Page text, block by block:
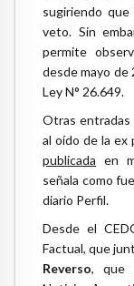
sugiriendo
veto. Sin
permite
desde mayo de
Ley N° 26.649.
Otras
al oído de la
publicada en
señala como
diario Perfil.
Desde el
Factual, que
Reverso, que